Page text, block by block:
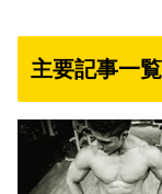
主要記事一覧